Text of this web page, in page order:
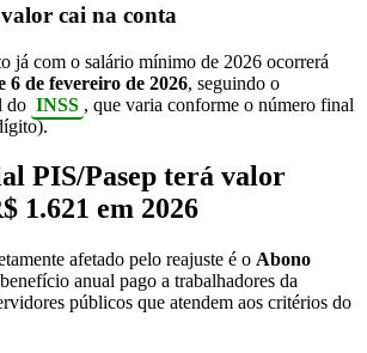
cai na conta
já com o salário mínimo de 2026 ocorrerá
6 de fevereiro de 2026, seguindo o
do INSS , que varia conforme o número final
PIS/Pasep terá valor
1.621 em 2026
afetado pelo reajuste é o Abono
anual pago a trabalhadores da
públicos que atendem aos critérios do